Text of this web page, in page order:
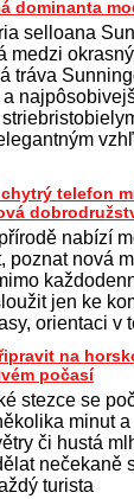
dominanta
selloana
medzi
tráva
telefon
nabízí
poznat nová
jen ke
orientaci v
na
počasí
stezce se
minut
či hustá
nečekaně
turista